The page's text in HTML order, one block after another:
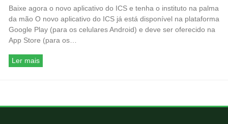
Baixe agora o novo aplicativo do ICS e tenha o instituto na palma
da mão O novo aplicativo do ICS já está disponível na plataforma
Google Play (para os celulares Android) e deve ser oferecido na
App Store (para os…
Ler mais